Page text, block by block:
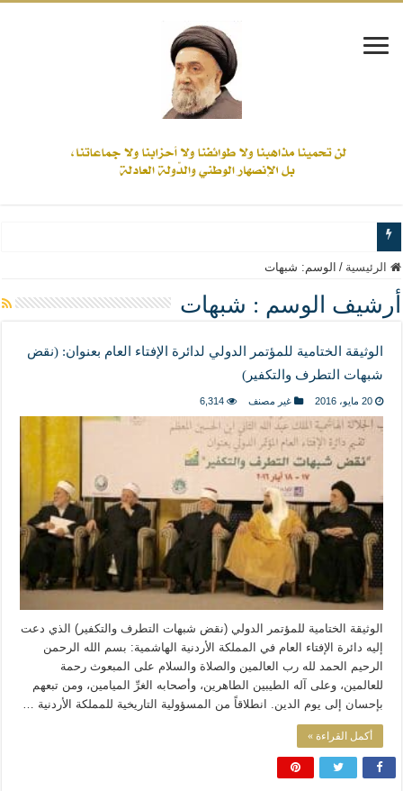
www.alamine.net
مواقف وآراء العلاّمة السيد علي الأمين من الأحداث والقضايا - اضغط للاطلاع
إذا كان التسنن هو الإيمان بسنة رسول الله ( صلى الله عليه وآله) فكلّ
علاقات المذاهب والأديان لا يجوز أن تكون على حساب الأوطان
لن تحمينا مذاهبنا ولا طوائفنا ولا أحزابنا ولا جماعاتنا، بل الإنصهار الوطني والدولة
المذاهب ليست قدرًا لا يمكن تجاوزه
ليست المنفعة تأتي من إسلامية النّظام كما لا تأتي المضرة من مسيحية النظام
المتهاون بوطنه متهاون بدينه حتماً
نسج العلاقة مع الآخر تكون من خلال منظومة القيم و المبادئ الانسانية التي تجعل
الرئيسية / الوسم: شبهات
أرشيف الوسم : شبهات
الوثيقة الختامية للمؤتمر الدولي لدائرة الإفتاء العام بعنوان: (نقض
شبهات التطرف والتكفير)
20 مايو، 2016 غير مصنف 6,314
الوثيقة الختامية للمؤتمر الدولي (نقض شبهات التطرف والتكفير) الذي دعت
إليه دائرة الإفتاء العام في المملكة الأردنية الهاشمية: بسم الله الرحمن
الرحيم الحمد لله رب العالمين والصلاة والسلام على المبعوث رحمة
للعالمين، وعلى آله الطيبين الطاهرين، وأصحابه الغرِّ الميامين، ومن تبعهم
بإحسان إلى يوم الدين. انطلاقاً من المسؤولية التاريخية للمملكة الأردنية …
أكمل القراءة »